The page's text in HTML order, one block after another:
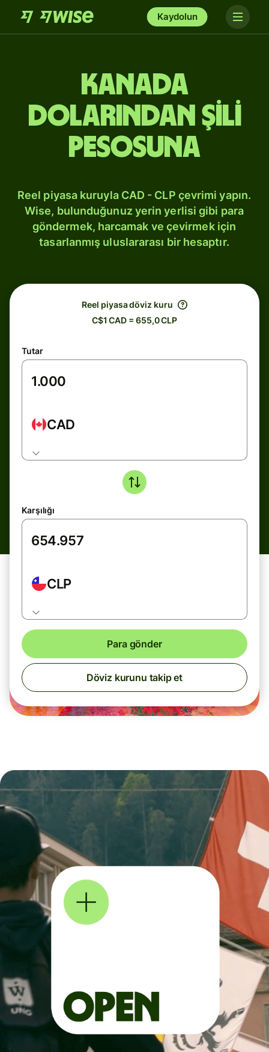
Kaydolun
Kanada
dolarından Şili
pesosuna
Reel piyasa kuruyla CAD - CLP çevrimi yapın.
Wise, bulunduğunuz yerin yerlisi gibi para
göndermek, harcamak ve çevirmek için
tasarlanmış uluslararası bir hesaptır.
Reel piyasa döviz kuru
C$1 CAD = 655,0 CLP
Tutar
CAD
Karşılığı
CLP
Para gönder
Döviz kurunu takip et